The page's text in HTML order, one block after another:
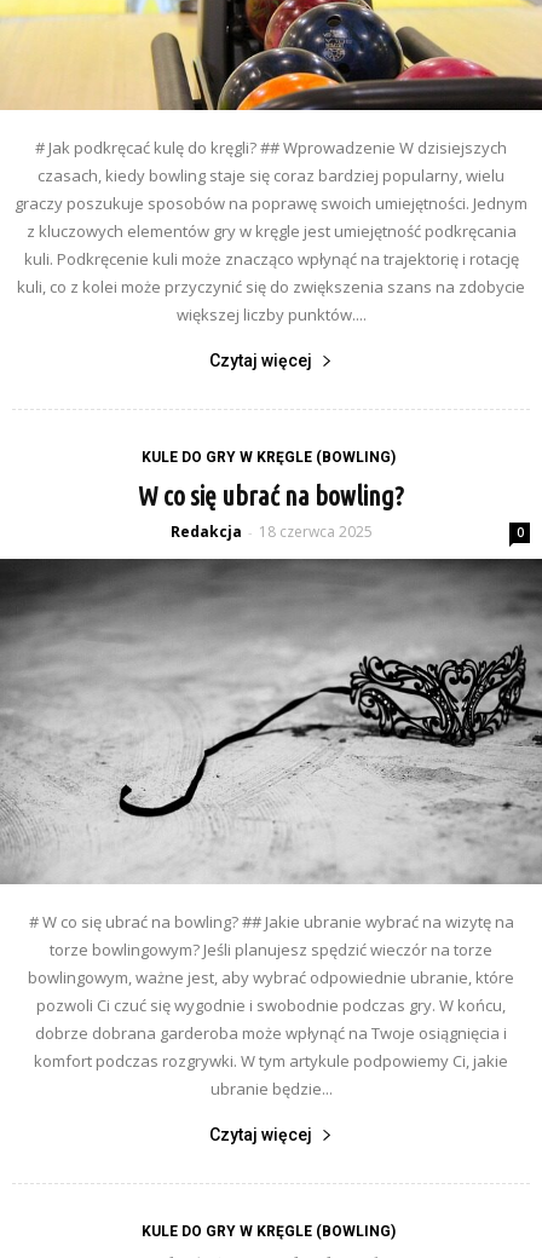
# Jak podkręcać kulę do kręgli? ## Wprowadzenie W dzisiejszych
czasach, kiedy bowling staje się coraz bardziej popularny, wielu
graczy poszukuje sposobów na poprawę swoich umiejętności. Jednym
z kluczowych elementów gry w kręgle jest umiejętność podkręcania
kuli. Podkręcenie kuli może znacząco wpłynąć na trajektorię i rotację
kuli, co z kolei może przyczynić się do zwiększenia szans na zdobycie
większej liczby punktów....
Czytaj więcej
KULE DO GRY W KRĘGLE (BOWLING)
W co się ubrać na bowling?
Redakcja - 18 czerwca 2025 0
# W co się ubrać na bowling? ## Jakie ubranie wybrać na wizytę na
torze bowlingowym? Jeśli planujesz spędzić wieczór na torze
bowlingowym, ważne jest, aby wybrać odpowiednie ubranie, które
pozwoli Ci czuć się wygodnie i swobodnie podczas gry. W końcu,
dobrze dobrana garderoba może wpłynąć na Twoje osiągnięcia i
komfort podczas rozgrywki. W tym artykule podpowiemy Ci, jakie
ubranie będzie...
Czytaj więcej
KULE DO GRY W KRĘGLE (BOWLING)